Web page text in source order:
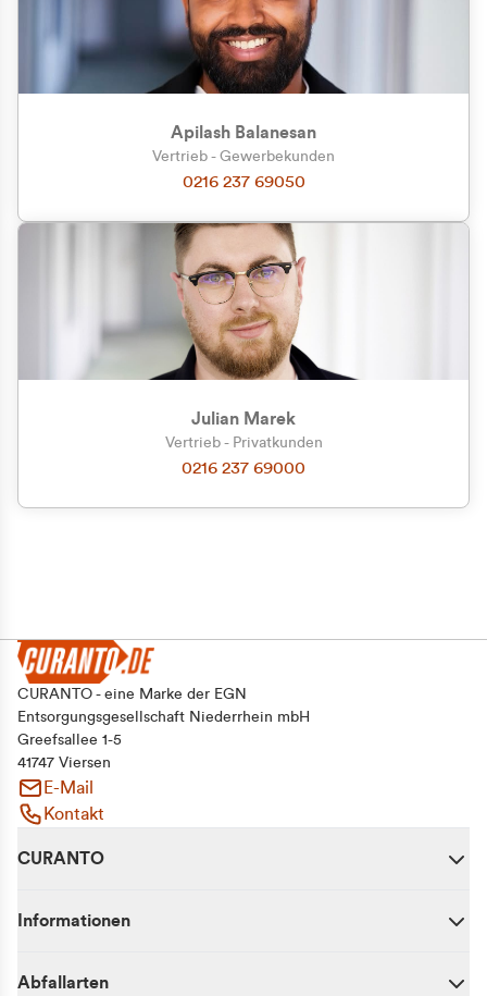
Zu welcher Kundengruppe
gehören Sie?
Privatkunde (inkl. MwSt.)
Geschäftskunde (exkl. MwSt.)
Apilash Balanesan
Vertrieb - Gewerbekunden
0216 237 69050
Julian Marek
Vertrieb - Privatkunden
0216 237 69000
CURANTO - eine Marke der EGN
Entsorgungsgesellschaft Niederrhein mbH
Greefsallee 1-5
41747 Viersen
E-Mail
Kontakt
CURANTO
Informationen
Abfallarten